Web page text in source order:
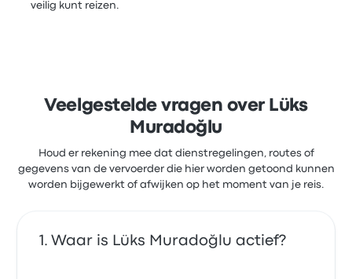
veilig kunt reizen.
Veelgestelde vragen over Lüks
Muradoğlu
Houd er rekening mee dat dienstregelingen, routes of
gegevens van de vervoerder die hier worden getoond kunnen
worden bijgewerkt of afwijken op het moment van je reis.
Waar is Lüks Muradoğlu actief?